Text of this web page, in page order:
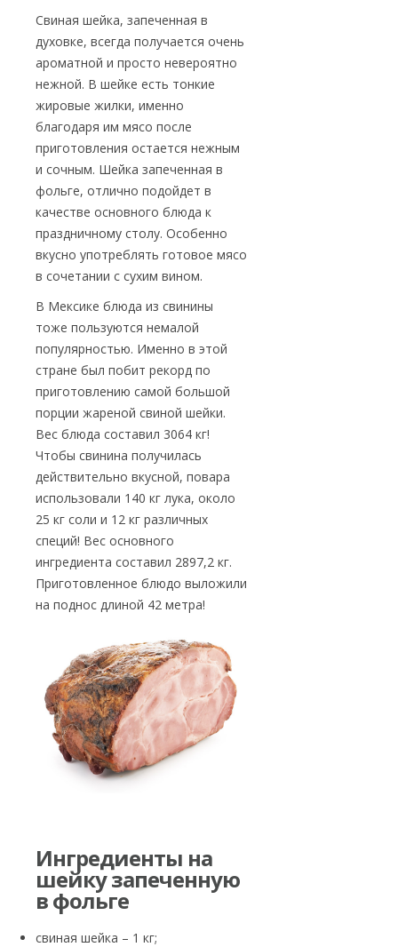
Свиная шейка, запеченная в
духовке, всегда получается очень
ароматной и просто невероятно
нежной. В шейке есть тонкие
жировые жилки, именно
благодаря им мясо после
приготовления остается нежным
и сочным. Шейка запеченная в
фольге, отлично подойдет в
качестве основного блюда к
праздничному столу. Особенно
вкусно употреблять готовое мясо
в сочетании с сухим вином.
В Мексике блюда из свинины
тоже пользуются немалой
популярностью. Именно в этой
стране был побит рекорд по
приготовлению самой большой
порции жареной свиной шейки.
Вес блюда составил 3064 кг!
Чтобы свинина получилась
действительно вкусной, повара
использовали 140 кг лука, около
25 кг соли и 12 кг различных
специй! Вес основного
ингредиента составил 2897,2 кг.
Приготовленное блюдо выложили
на поднос длиной 42 метра!
Ингредиенты на
шейку запеченную
в фольге
свиная шейка – 1 кг;